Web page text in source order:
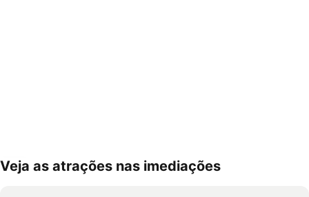
Ampliar mapa
Veja as atrações nas imediações